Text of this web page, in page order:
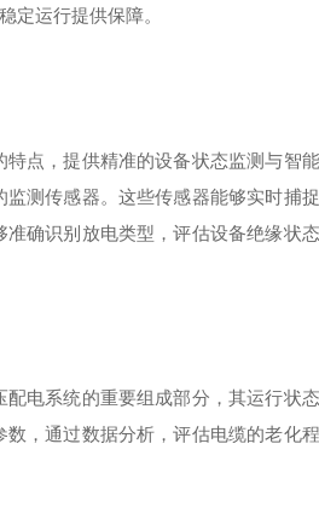
定运行提供保障。
点，提供精准的设备状态监测与智
测传感器。这些传感器能够实时捕
确识别放电类型，评估设备绝缘状
电系统的重要组成部分，其运行状
，通过数据分析，评估电缆的老化